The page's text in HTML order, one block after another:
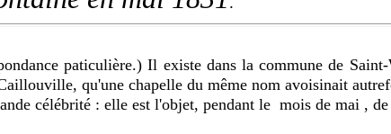
paticulière.) Il existe dans la commune de
qu'une chapelle du même nom avoisinait
célébrité : elle est l'objet, pendant le mois de mai ,